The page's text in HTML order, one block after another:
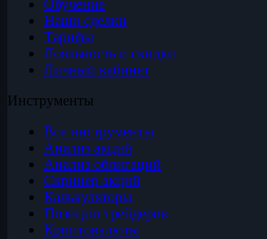
Обучение
Наши сделки
Тарифы
Лояльность и скидки
Личный кабинет
Инструменты
Все инструменты
Анализ акций
Анализ облигаций
Скринер акций
Калькуляторы
Позиции трейдеров
Криптовалюты